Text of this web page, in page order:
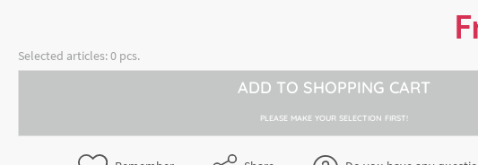
3001837053
Selected articles:0 pcs.
ADD TO SHOPPING CART
PLEASE MAKE YOUR SELECTION FIRST!